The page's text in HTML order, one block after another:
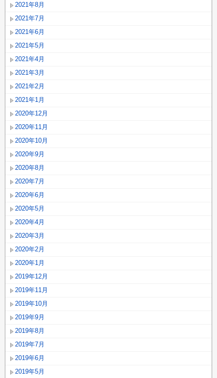
2021年8月
2021年7月
2021年6月
2021年5月
2021年4月
2021年3月
2021年2月
2021年1月
2020年12月
2020年11月
2020年10月
2020年9月
2020年8月
2020年7月
2020年6月
2020年5月
2020年4月
2020年3月
2020年2月
2020年1月
2019年12月
2019年11月
2019年10月
2019年9月
2019年8月
2019年7月
2019年6月
2019年5月